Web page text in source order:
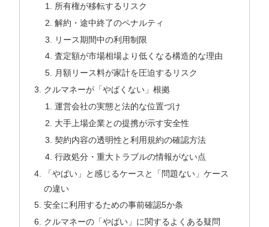
所有権が移転するリスク
解約・途中終了のペナルティ
リース期間中の利用制限
査定額が市場相場より低くなる構造的な理由
月額リース料が家計を圧迫するリスク
クルマネーが「やばくない」根拠
運営会社の実態と法的な位置づけ
大手上場企業との提携が示す安全性
契約内容の透明性と利用規約の確認方法
行政処分・重大トラブルの情報がない点
「やばい」と感じるケースと「問題ない」ケース
の違い
安全に利用するための事前確認5か条
クルマネーの「やばい」に関するよくある疑問